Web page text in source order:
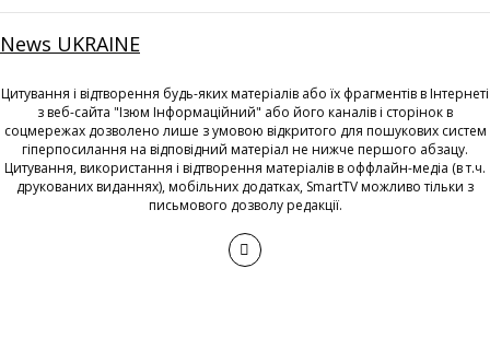
News UKRAINE
Цитування і відтворення будь-яких матеріалів або їх фрагментів в Інтернеті
з веб-сайта "Ізюм Інформаційний" або його каналів і сторінок в
соцмережах дозволено лише з умовою відкритого для пошукових систем
гіперпосилання на відповідний матеріал не нижче першого абзацу.
Цитування, використання і відтворення матеріалів в оффлайн-медіа (в т.ч.
друкованих виданнях), мобільних додатках, SmartTV можливо тільки з
письмового дозволу редакції.